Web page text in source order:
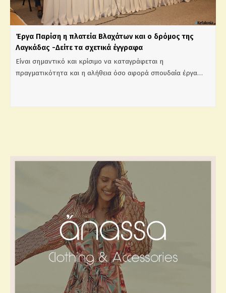
Έργα Παρίση η πλατεία Βλαχάτων και ο δρόμος της
Λαγκάδας -Δείτε τα σχετικά έγγραφα
Είναι σημαντικό και κρίσιμο να καταγράφεται η
πραγματικότητα και η αλήθεια όσο αφορά σπουδαία έργα…